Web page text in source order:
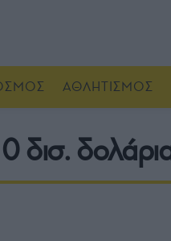
ΑΘΛΗΤΙΣΜΟΣ
δισ.